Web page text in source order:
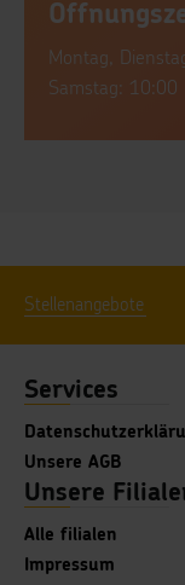
Montag,
Samstag:
Stellenangebote
Services
Unsere AGB
Unsere
Alle filialen
Impressum